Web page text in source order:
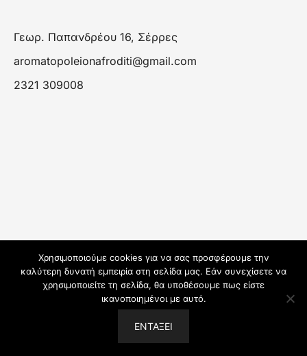
Γεωρ. Παπανδρέου 16, Σέρρες
aromatopoleionafroditi@gmail.com
2321 309008
© 2026 Αρωματοπωλείον Αφροδίτη.
Χρησιμοποιούμε cookies για να σας προσφέρουμε την
καλύτερη δυνατή εμπειρία στη σελίδα μας. Εάν συνεχίσετε να
χρησιμοποιείτε τη σελίδα, θα υποθέσουμε πως είστε
ικανοποιημένοι με αυτό.
ΕΝΤΆΞΕΙ